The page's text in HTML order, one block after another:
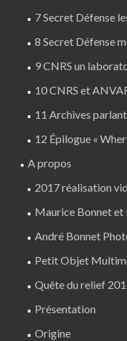
7 Secret Défense
8 Secret Défense
9 CNRS un
10 CNRS et
11 Archives
12 Épilogue «
A propos
2017 réalisation
Maurice Bonnet et
André Bonnet
Petit Objet
Quête du relief
Présentation
Origine